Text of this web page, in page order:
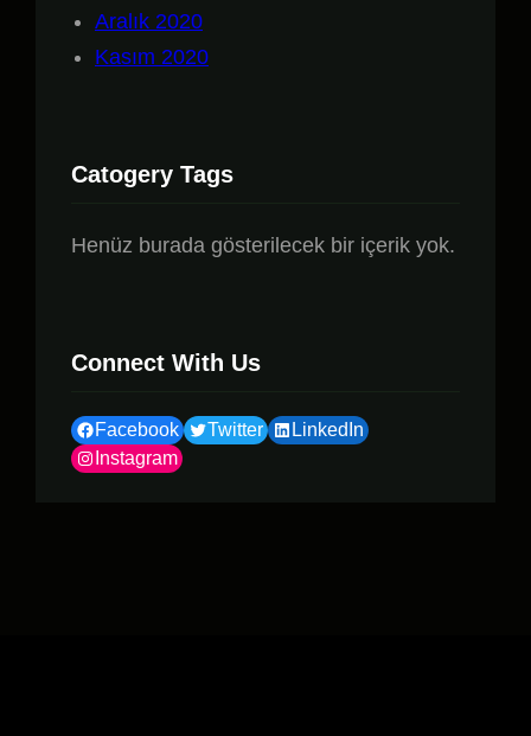
Aralık 2020
Kasım 2020
Catogery Tags
Henüz burada gösterilecek bir içerik yok.
Connect With Us
Facebook Twitter
LinkedIn
Instagram